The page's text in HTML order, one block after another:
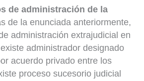
de administración de la
de la enunciada anteriormente,
administración extrajudicial en
administrador designado
acuerdo privado entre los
proceso sucesorio judicial